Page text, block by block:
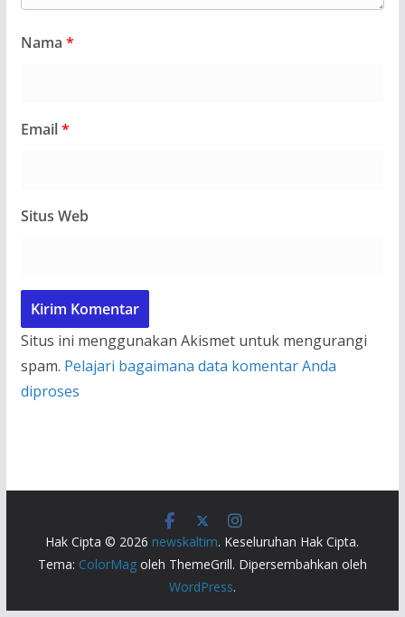
Nama *
Email*
Situs Web
Situs ini menggunakan Akismet untuk mengurangi
spam. Pelajari bagaimana data komentar Anda
diproses
Hak Cipta © 2026 newskaltim. Keseluruhan Hak Cipta.
Tema: ColorMagoleh ThemeGrill. Dipersembahkan oleh
WordPress.